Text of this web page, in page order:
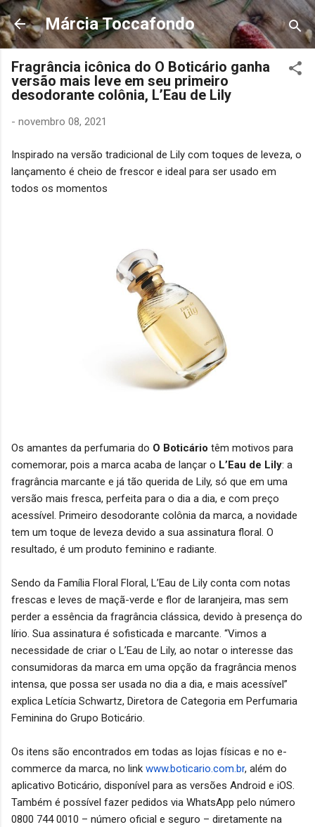
Pular para o conteúdo principal
Márcia Toccafondo
Fragrância icônica do O Boticário ganha
versão mais leve em seu primeiro
desodorante colônia, L’Eau de Lily
- novembro 08, 2021
Inspirado na versão tradicional de Lily com toques de leveza, o
lançamento é cheio de frescor e ideal para ser usado em
todos os momentos
Os amantes da perfumaria do O Boticário têm motivos para
comemorar, pois a marca acaba de lançar o L’Eau de Lily: a
fragrância marcante e já tão querida de Lily, só que em uma
versão mais fresca, perfeita para o dia a dia, e com preço
acessível. Primeiro desodorante colônia da marca, a novidade
tem um toque de leveza devido a sua assinatura floral. O
resultado, é um produto feminino e radiante.
Sendo da Família Floral Floral, L’Eau de Lily conta com notas
frescas e leves de maçã-verde e flor de laranjeira, mas sem
perder a essência da fragrância clássica, devido à presença do
lírio. Sua assinatura é sofisticada e marcante. “Vimos a
necessidade de criar o L’Eau de Lily, ao notar o interesse das
consumidoras da marca em uma opção da fragrância menos
intensa, que possa ser usada no dia a dia, e mais acessível”
explica Letícia Schwartz, Diretora de Categoria em Perfumaria
Feminina do Grupo Boticário.
Os itens são encontrados em todas as lojas físicas e no e-
commerce da marca, no link www.boticario.com.br, além do
aplicativo Boticário, disponível para as versões Android e iOS.
Também é possível fazer pedidos via WhatsApp pelo número
0800 744 0010 – número oficial e seguro – diretamente na